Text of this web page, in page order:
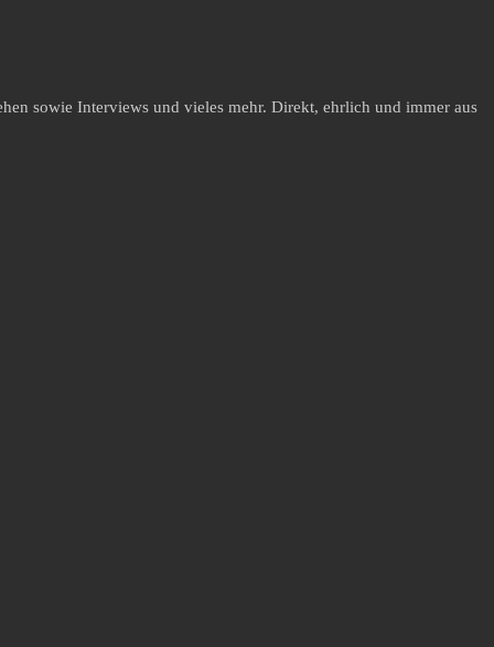
sowie Interviews und vieles mehr. Direkt, ehrlich und immer aus